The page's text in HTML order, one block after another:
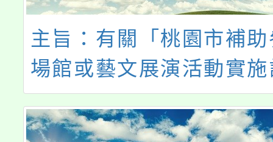
主旨：有關「桃園市補
場館或藝文展演活動實
請期間延長一案，詳如
照。